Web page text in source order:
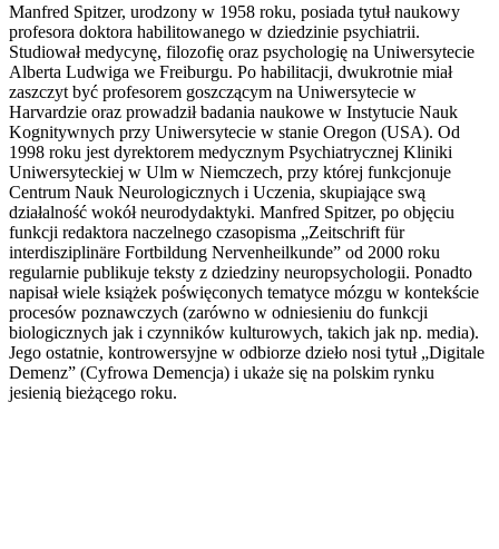
Manfred Spitzer, urodzony w 1958 roku, posiada tytuł naukowy
profesora doktora habilitowanego w dziedzinie psychiatrii.
Studiował medycynę, filozofię oraz psychologię na Uniwersytecie
Alberta Ludwiga we Freiburgu. Po habilitacji, dwukrotnie miał
zaszczyt być profesorem goszczącym na Uniwersytecie w
Harvardzie oraz prowadził badania naukowe w Instytucie Nauk
Kognitywnych przy Uniwersytecie w stanie Oregon (USA). Od
1998 roku jest dyrektorem medycznym Psychiatrycznej Kliniki
Uniwersyteckiej w Ulm w Niemczech, przy której funkcjonuje
Centrum Nauk Neurologicznych i Uczenia, skupiające swą
działalność wokół neurodydaktyki. Manfred Spitzer, po objęciu
funkcji redaktora naczelnego czasopisma „Zeitschrift für
interdisziplinäre Fortbildung Nervenheilkunde” od 2000 roku
regularnie publikuje teksty z dziedziny neuropsychologii. Ponadto
napisał wiele książek poświęconych tematyce mózgu w kontekście
procesów poznawczych (zarówno w odniesieniu do funkcji
biologicznych jak i czynników kulturowych, takich jak np. media).
Jego ostatnie, kontrowersyjne w odbiorze dzieło nosi tytuł „Digitale
Demenz” (Cyfrowa Demencja) i ukaże się na polskim rynku
jesienią bieżącego roku.